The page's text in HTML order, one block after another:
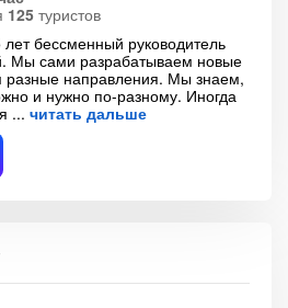
125 туристов
бессменный руководитель
Мы сами разрабатываем новые
разные направления. Мы знаем,
и нужно по-разному. Иногда
читать дальше